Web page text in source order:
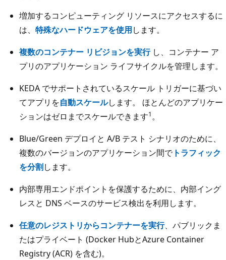
増加するコンピューティング リソースにアクセスするに
は、 特殊なハードウェアを使用します。
複数のコンテナー リビジョンを実行し、コンテナー ア
プリのアプリケーション ライフサイクルを管理します。
KEDA でサポートされているスケール トリガーに基づい
てアプリを自動スケールします。 ほとんどのアプリケー
ションはゼロまでスケールできます1。
Blue/Green デプロイと A/B テスト シナリオのために、
複数のバージョンのアプリケーション間でトラフィック
を分割します。
内部専用エンドポイントを保護するために、内部イング
レスと DNS ベースのサービス検出を利用します。
任意のレジストリからコンテナーを実行、パブリックま
たはプライベート (Docker HubとAzure Container
Registry (ACR) を含む)。